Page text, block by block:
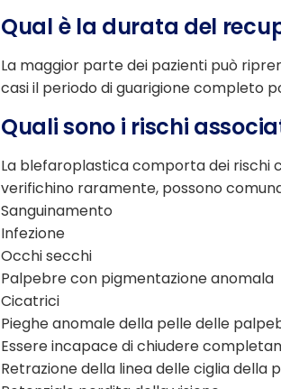
Qual è la durata del
La maggior parte dei pazienti può
casi il periodo di guarigione completo
Quali sono i rischi
La blefaroplastica comporta dei rischi
verifichino raramente, possono
Sanguinamento
Infezione
Occhi secchi
Palpebre con pigmentazione anomala
Cicatrici
Pieghe anomale della pelle delle
Essere incapace di chiudere
Retrazione della linea delle ciglia della